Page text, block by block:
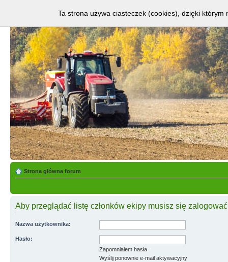
Strona główna forum
Aby przeglądać listę członków ekipy musisz się
Nazwa użytkownika:
Hasło:
Zapomniałem hasła
Wyślij ponownie e-mail aktywacyjny
Ta strona używa ciasteczek (cookies), dzięki którym